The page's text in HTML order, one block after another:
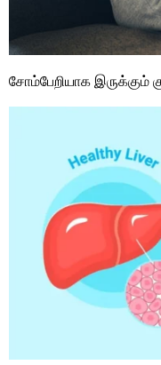
சோம்பேறியாக